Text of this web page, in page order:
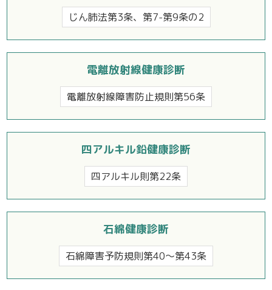
じん肺法第3条、第7-第9条の2
電離放射線健康診断
電離放射線障害防止規則第56条
四アルキル鉛健康診断
四アルキル則第22条
石綿健康診断
石綿障害予防規則第40〜第43条